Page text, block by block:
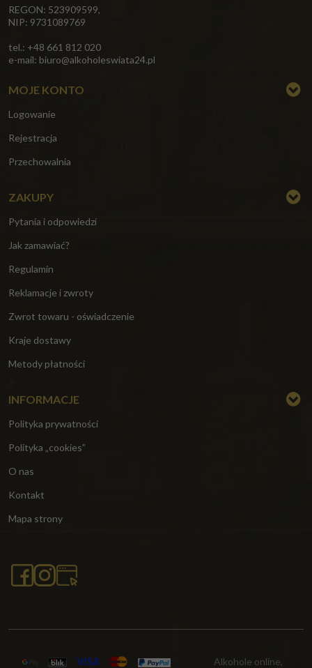
REGON: 523909599,
NIP: 9731089769
tel.: +48 661 812 020
e-mail: biuro@alkoholeswiata24.pl
MOJE KONTO
Logowanie
Rejestracja
Przechowalnia
ZAKUPY
Pytania i odpowiedzi
Jak zamawiać?
Regulamin
Reklamacje i zwroty
Zwrot towaru - oświadczenie
Kraje dostawy
Metody płatności
INFORMACJE
Polityka prywatności
Polityka „cookies”
O nas
Kontakt
Mapa strony
Alkohole online,